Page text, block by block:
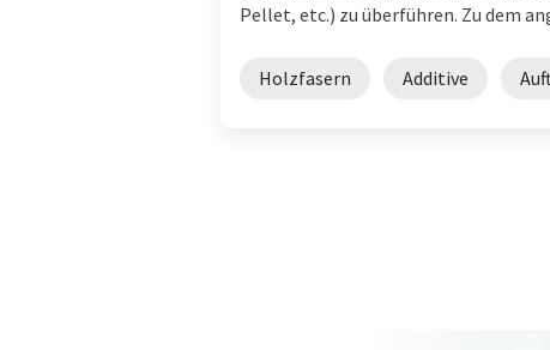
Pellet, etc.) zu überführen. Zu dem
Holzfasern Additive